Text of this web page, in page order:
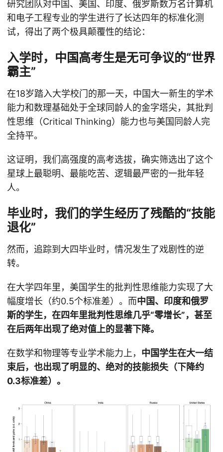
研究团队对中国、美国、印度、俄罗斯数万名计算机
和电子工程专业的学生进行了长达四年的标准化测
试，得出了两个极具颠覆性的结论：
入学时，中国高考生是无可争议的“世界
霸主”
在18岁踏入大学校门的那一天，中国大一新生的学术
能力和数理基础处于全球同龄人的金字塔尖，其批判
性思维（Critical Thinking）能力也与美国同龄人完
全持平。
这证明，我们高强度的高考选拔，确实筛选出了这个
星球上最聪明、最能吃苦、逻辑最严密的一批年轻
人。
毕业时，我们的学生经历了残酷的“技能
退化”
然而，追踪到大四毕业时，情况发生了戏剧性的逆
转。
在大学四年里，美国学生的批判性思维能力实现了大
幅度增长（约0.5个标准差）。而中国、印度和俄罗
斯的学生，在四年里批判性思维几乎“零增长”，甚至
在后两年出现了绝对值上的显著下降。
在数学和物理等专业学术能力上， 中国学生在大一结
束后，也出现了明显的、绝对的技能损失（下降约
0.3标准差）。